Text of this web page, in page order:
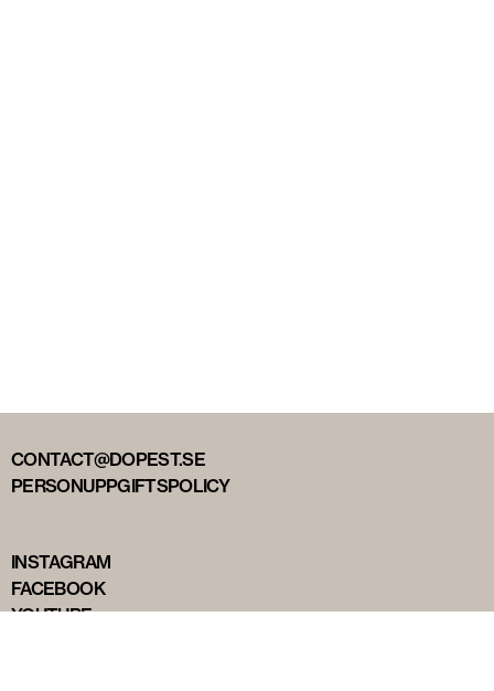
CONTACT@DOPEST.SE
PERSONUPPGIFTSPOLICY
INSTAGRAM
FACEBOOK
YOUTUBE